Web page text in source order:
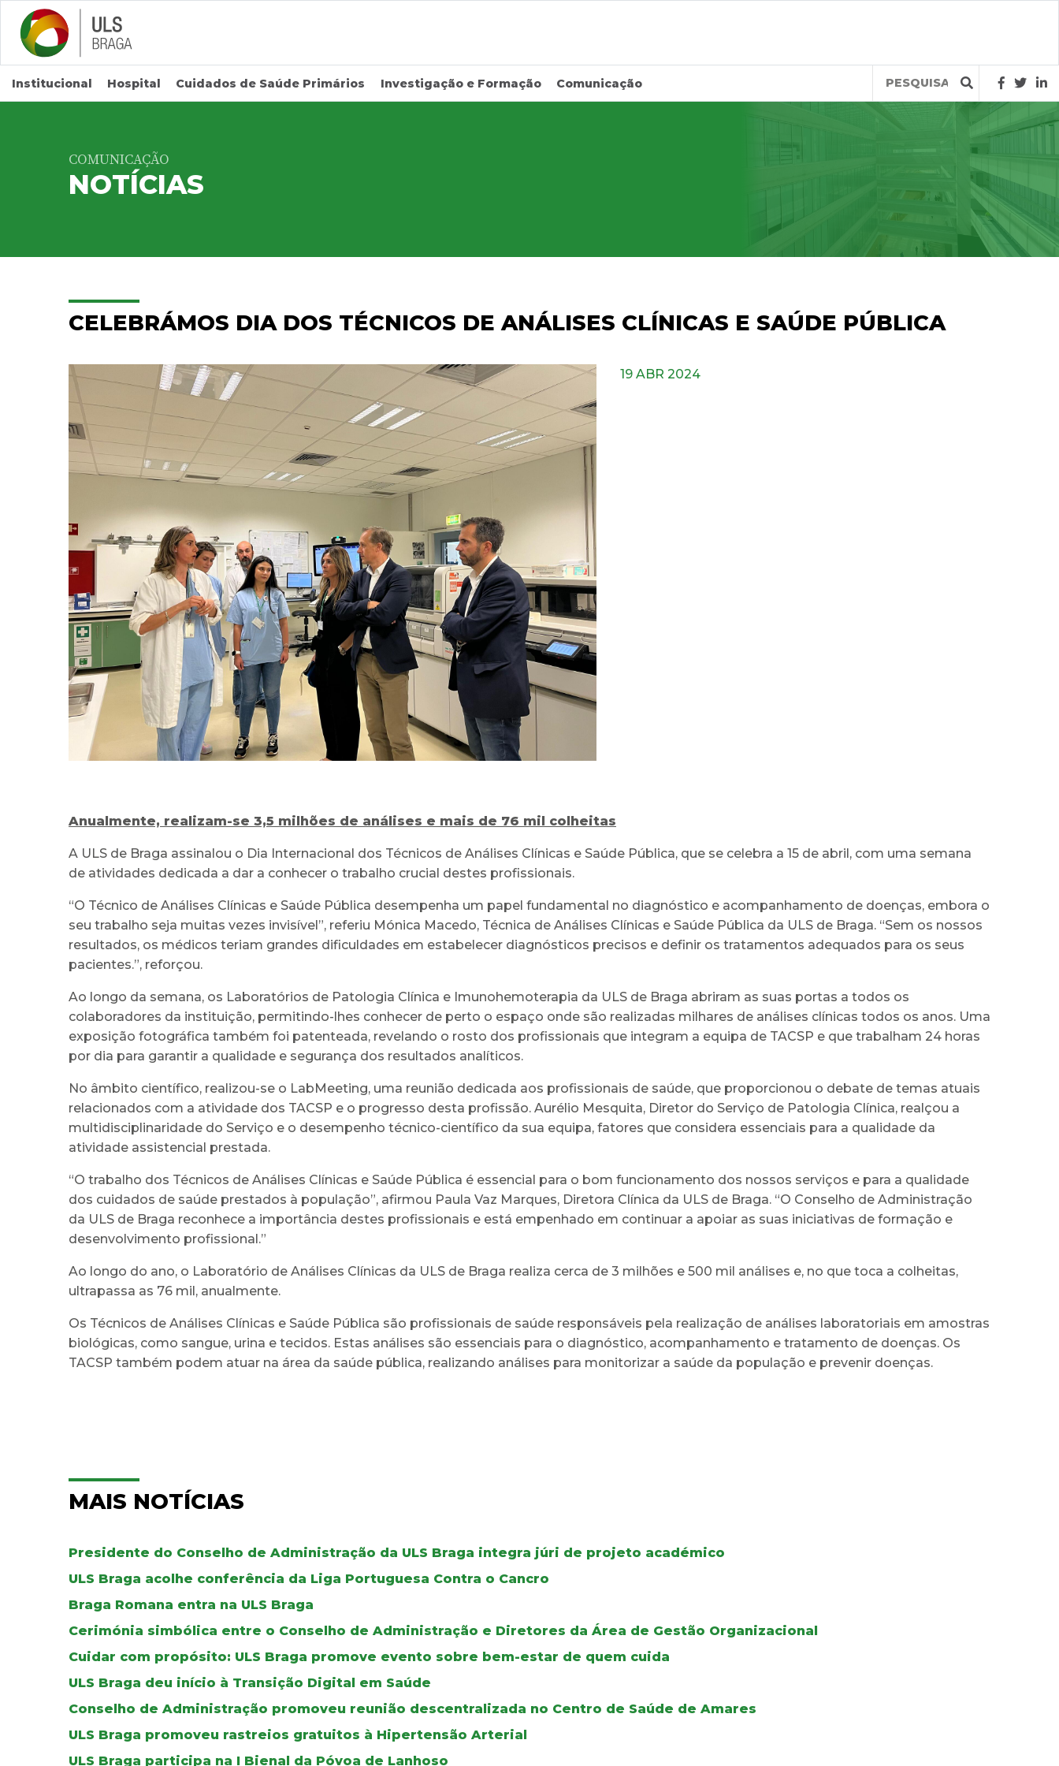
Saltar para conteúdo principal
Institucional Hospital Cuidados de Saúde Primários Investigação e Formação Comunicação
Query
COMUNICAÇÃO
NOTÍCIAS
CELEBRÁMOS DIA DOS TÉCNICOS DE ANÁLISES CLÍNICAS E SAÚDE PÚBLICA
19 ABR 2024
Anualmente, realizam-se 3,5 milhões de análises e mais de 76 mil colheitas
A ULS de Braga assinalou o Dia Internacional dos Técnicos de Análises Clínicas e Saúde Pública, que se celebra a 15 de abril, com uma semana
de atividades dedicada a dar a conhecer o trabalho crucial destes profissionais.
“O Técnico de Análises Clínicas e Saúde Pública desempenha um papel fundamental no diagnóstico e acompanhamento de doenças, embora o
seu trabalho seja muitas vezes invisível”, referiu Mónica Macedo, Técnica de Análises Clínicas e Saúde Pública da ULS de Braga. “Sem os nossos
resultados, os médicos teriam grandes dificuldades em estabelecer diagnósticos precisos e definir os tratamentos adequados para os seus
pacientes.”, reforçou.
Ao longo da semana, os Laboratórios de Patologia Clínica e Imunohemoterapia da ULS de Braga abriram as suas portas a todos os
colaboradores da instituição, permitindo-lhes conhecer de perto o espaço onde são realizadas milhares de análises clínicas todos os anos. Uma
exposição fotográfica também foi patenteada, revelando o rosto dos profissionais que integram a equipa de TACSP e que trabalham 24 horas
por dia para garantir a qualidade e segurança dos resultados analíticos.
No âmbito científico, realizou-se o LabMeeting, uma reunião dedicada aos profissionais de saúde, que proporcionou o debate de temas atuais
relacionados com a atividade dos TACSP e o progresso desta profissão. Aurélio Mesquita, Diretor do Serviço de Patologia Clínica, realçou a
multidisciplinaridade do Serviço e o desempenho técnico-científico da sua equipa, fatores que considera essenciais para a qualidade da
atividade assistencial prestada.
“O trabalho dos Técnicos de Análises Clínicas e Saúde Pública é essencial para o bom funcionamento dos nossos serviços e para a qualidade
dos cuidados de saúde prestados à população”, afirmou Paula Vaz Marques, Diretora Clínica da ULS de Braga. “O Conselho de Administração
da ULS de Braga reconhece a importância destes profissionais e está empenhado em continuar a apoiar as suas iniciativas de formação e
desenvolvimento profissional.”
Ao longo do ano, o Laboratório de Análises Clínicas da ULS de Braga realiza cerca de 3 milhões e 500 mil análises e, no que toca a colheitas,
ultrapassa as 76 mil, anualmente.
Os Técnicos de Análises Clínicas e Saúde Pública são profissionais de saúde responsáveis pela realização de análises laboratoriais em amostras
biológicas, como sangue, urina e tecidos. Estas análises são essenciais para o diagnóstico, acompanhamento e tratamento de doenças. Os
TACSP também podem atuar na área da saúde pública, realizando análises para monitorizar a saúde da população e prevenir doenças.
MAIS NOTÍCIAS
Presidente do Conselho de Administração da ULS Braga integra júri de projeto académico
ULS Braga acolhe conferência da Liga Portuguesa Contra o Cancro
Braga Romana entra na ULS Braga
Cerimónia simbólica entre o Conselho de Administração e Diretores da Área de Gestão Organizacional
Cuidar com propósito: ULS Braga promove evento sobre bem-estar de quem cuida
ULS Braga deu início à Transição Digital em Saúde
Conselho de Administração promoveu reunião descentralizada no Centro de Saúde de Amares
ULS Braga promoveu rastreios gratuitos à Hipertensão Arterial
ULS Braga participa na I Bienal da Póvoa de Lanhoso